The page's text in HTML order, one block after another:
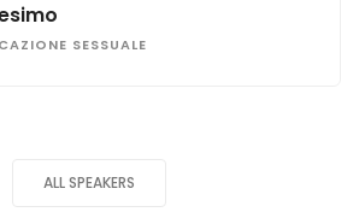
SESSUALE
ALL SPEAKERS